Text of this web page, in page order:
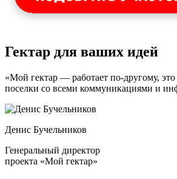
Гектар для ваших идей
«Мой гектар — работает по-другому,
поселки со всеми коммуникациями и
Денис Бучельников
Генеральный директор
проекта «Мой гектар»